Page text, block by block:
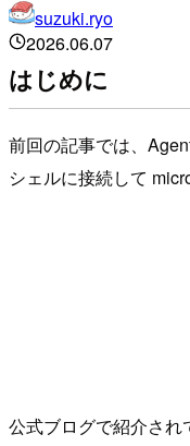
suzuki.ryo
2026.06.07
はじめに
前回の記事では、
シェルに接続して
公式ブログで紹介さ